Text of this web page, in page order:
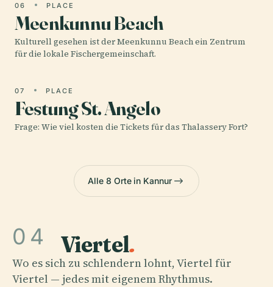
06 PLACE
Meenkunnu Beach
Kulturell gesehen ist der Meenkunnu Beach ein Zentrum
für die lokale Fischergemeinschaft.
07 PLACE
Festung St. Angelo
Frage: Wie viel kosten die Tickets für das Thalassery Fort?
Alle 8 Orte in Kannur
04 Viertel.
Wo es sich zu schlendern lohnt, Viertel für
Viertel — jedes mit eigenem Rhythmus.